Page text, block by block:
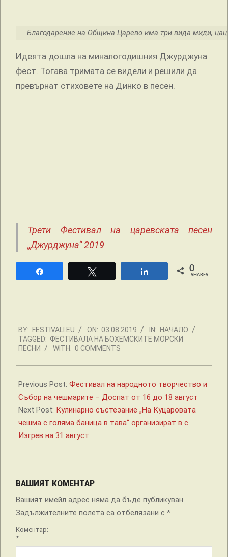
Благодарение на Община Царево има три вида миди,
Идеята дошла на миналогодишния Джурджуна
фест. Тогава тримата се видели и решили да
превърнат стиховете на Динко в песен.
Трети Фестивал на царевската песен
„Джурджуна“ 2019
0
SHARES
08-
03
BY: FESTIVALI.EU ON: 03.08.2019 IN: НАЧАЛО
TAGGED: ФЕСТИВАЛА НА БОХЕМСКИТЕ МОРСКИ
ПЕСНИ
WITH: 0 COMMENTS
Previous Post: Фестивал на народното творчество и
Събор на чешмарите – Доспат от 16 до 18 август
Next Post: Кулинарно състезание „На Куцаровата
чешма с голяма баница в тава“ организират в с.
Изгрев на 31 август
ВАШИЯТ КОМЕНТАР
Вашият имейл адрес няма да бъде публикуван.
Задължителните полета са отбелязани с *
Коментар:
*